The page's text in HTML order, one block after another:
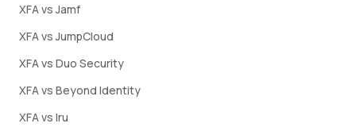
XFA vs Jamf
XFA vs JumpCloud
XFA vs Duo Security
XFA vs Beyond Identity
XFA vs Iru